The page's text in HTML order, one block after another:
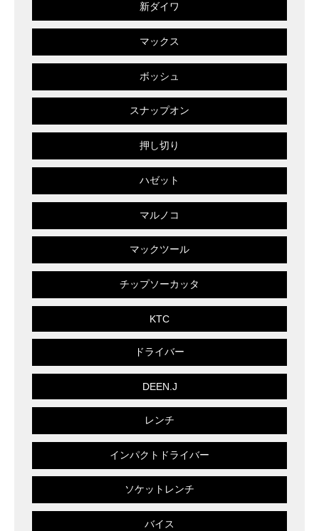
新ダイワ
マックス
ボッシュ
スナップオン
押し切り
ハゼット
マルノコ
マックツール
チップソーカッタ
KTC
ドライバー
DEEN.J
レンチ
インパクトドライバー
ソケットレンチ
バイス